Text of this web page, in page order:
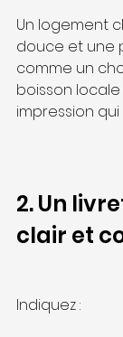
Un logement
douce et une
comme un
boisson locale
impression
2. Un
clair et
Indiquez :